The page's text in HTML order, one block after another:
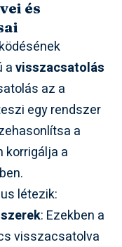
és
avisszacsatolás
az a
egy rendszer
a
korrigálja a
létezik:
: Ezekben a
visszacsatolva